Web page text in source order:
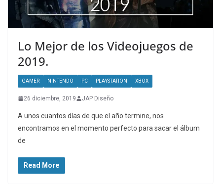
Lo Mejor de los Videojuegos de
2019.
GAMER NINTENDO PC PLAYSTATION XBOX
26 diciembre, 2019 JAP Diseño
A unos cuantos días de que el año termine, nos
encontramos en el momento perfecto para sacar el álbum
de
Read More